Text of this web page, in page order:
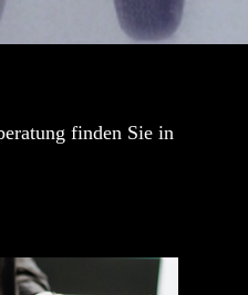
finden Sie in